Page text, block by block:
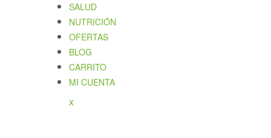
SALUD
NUTRICIÓN
OFERTAS
BLOG
CARRITO
MI CUENTA
xClose